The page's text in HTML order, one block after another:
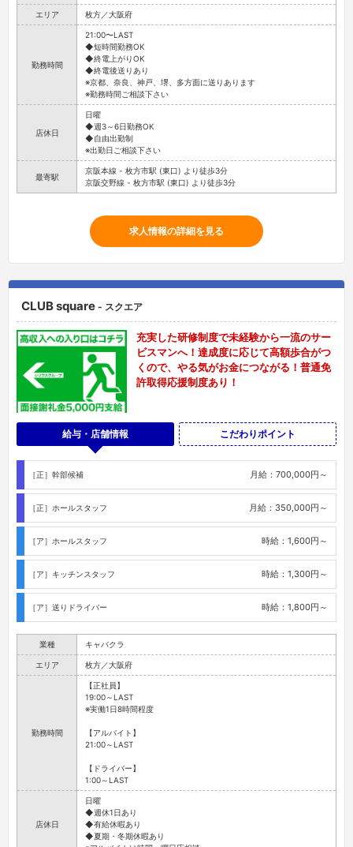
エリア 枚方／大阪府
勤務時間
21:00〜LAST
◆短時間勤務OK
◆終電上がりOK
◆終電後送りあり
※京都、奈良、神戸、堺、多方面に送りあります
※勤務時間ご相談下さい
店休日
日曜
◆週3～6日勤務OK
◆自由出勤制
※出勤日ご相談下さい
最寄駅
京阪本線 - 枚方市駅 (東口) より徒歩3分
京阪交野線 - 枚方市駅 (東口) より徒歩3分
求人情報の詳細を見る
CLUB square - スクエア
充実した研修制度で未経験から一流のサー
ビスマンへ！達成度に応じて高額歩合がつ
くので、やる気がお金につながる！普通免
許取得応援制度あり！
給与・店舗情報 こだわりポイント
［正］幹部候補 月給：700,000円～
［正］ホールスタッフ 月給：350,000円～
［ア］ホールスタッフ 時給：1,600円～
［ア］キッチンスタッフ 時給：1,300円～
［ア］送りドライバー 時給：1,800円～
業種 キャバクラ
エリア 枚方／大阪府
勤務時間
【正社員】
19:00～LAST
※実働1日8時間程度
【アルバイト】
21:00～LAST
【ドライバー】
1:00～LAST
店休日
日曜
◆週休1日あり
◆有給休暇あり
◆夏期・冬期休暇あり